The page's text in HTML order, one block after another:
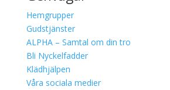
Hemgrupper
Gudstjänster
ALPHA – Samtal om din tro
Bli Nyckelfadder
Klädhjälpen
Våra sociala medier